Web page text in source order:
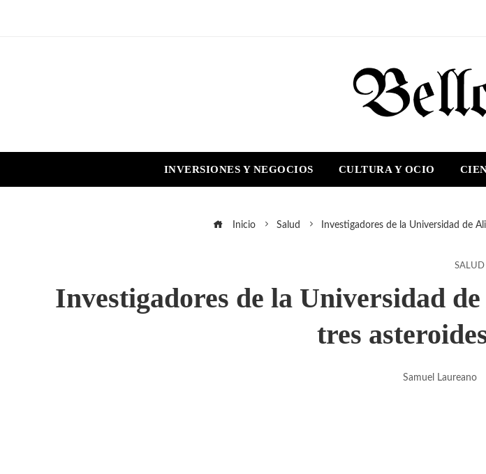
INVERSIONES Y NEGOCIOS CULTURA Y OCIO
Inicio Salud Investigadores de la Universidad de
SALUD
Investigadores de la Universidad
tres
Samuel Laureano